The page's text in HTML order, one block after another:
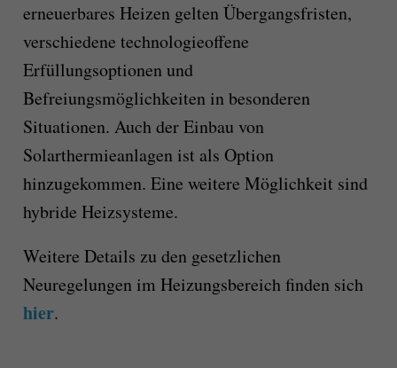
erneuerbares Heizen gelten Übergangsfristen,
verschiedene technologieoffene
Erfüllungsoptionen und
Befreiungsmöglichkeiten in besonderen
Situationen. Auch der Einbau von
Solarthermieanlagen ist als Option
hinzugekommen. Eine weitere Möglichkeit sind
hybride Heizsysteme.
Weitere Details zu den gesetzlichen
Neuregelungen im Heizungsbereich finden sich
hier.